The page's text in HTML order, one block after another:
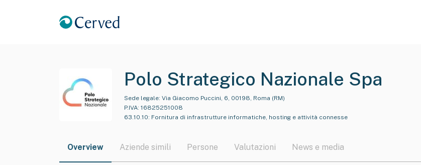
Polo Strategico Nazionale Spa
Sede legale: Via Giacomo Puccini, 6, 00198, Roma (RM)
P.IVA: 16825251008
63.10.10: Fornitura di infrastrutture informatiche, hosting e attività connesse
Overview Aziende simili Persone Valutazioni News e media